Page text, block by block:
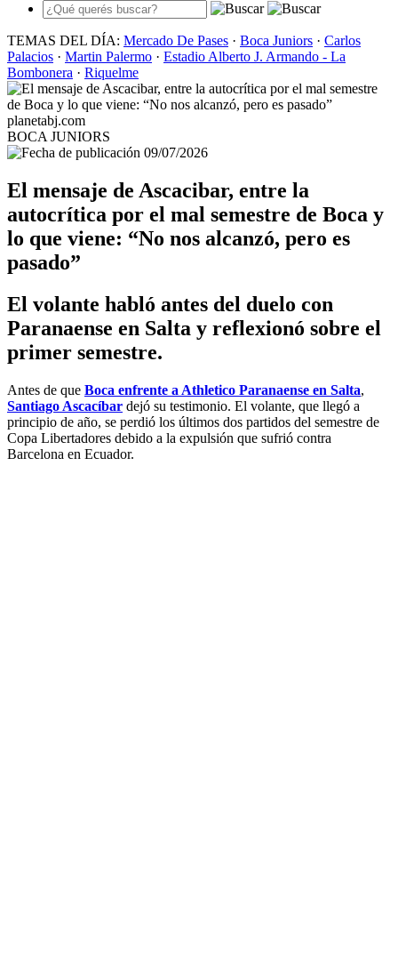
TEMAS DEL DÍA: Mercado De Pases · Boca Juniors · Carlos
Palacios · Martin Palermo · Estadio Alberto J. Armando - La
Bombonera · Riquelme
planetabj.com
BOCA JUNIORS
09/07/2026
El mensaje de Ascacibar, entre la
autocrítica por el mal semestre de Boca y
lo que viene: “No nos alcanzó, pero es
pasado”
El volante habló antes del duelo con
Paranaense en Salta y reflexionó sobre el
primer semestre.
Antes de que Boca enfrente a Athletico Paranaense en Salta,
Santiago Ascacíbar dejó su testimonio. El volante, que llegó a
principio de año, se perdió los últimos dos partidos del semestre de
Copa Libertadores debido a la expulsión que sufrió contra
Barcelona en Ecuador.